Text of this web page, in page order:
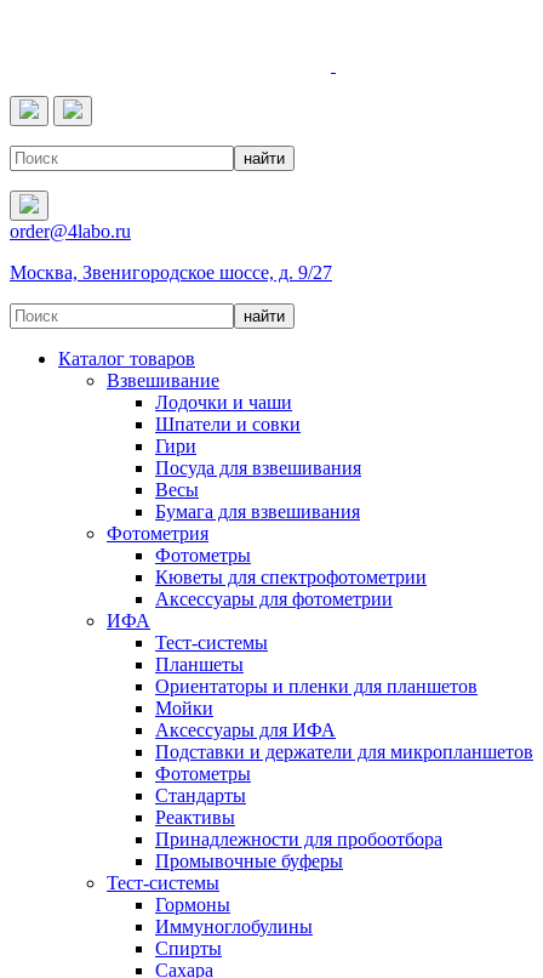
order@4labo.ru
Москва, Звенигородское шоссе, д. 9/27
Каталог товаров
Взвешивание
Лодочки и чаши
Шпатели и совки
Гири
Посуда для взвешивания
Весы
Бумага для взвешивания
Фотометрия
Фотометры
Кюветы для спектрофотометрии
Аксессуары для фотометрии
ИФА
Тест-системы
Планшеты
Ориентаторы и пленки для планшетов
Мойки
Аксессуары для ИФА
Подставки и держатели для микропланшетов
Фотометры
Стандарты
Реактивы
Принадлежности для пробоотбора
Промывочные буферы
Тест-системы
Гормоны
Иммуноглобулины
Спирты
Сахара